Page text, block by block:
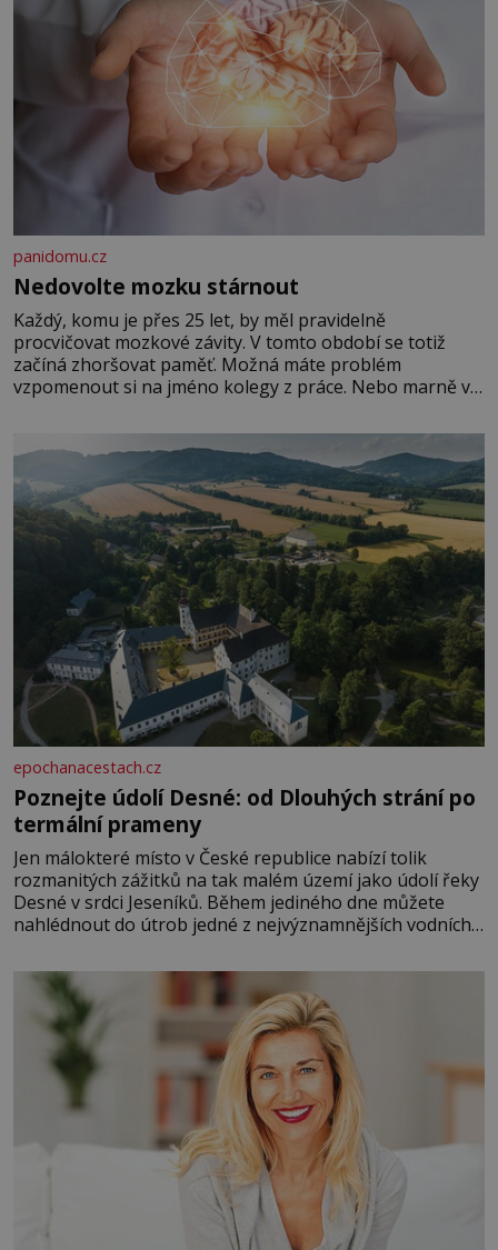
panidomu.cz
Nedovolte mozku stárnout
Každý, komu je přes 25 let, by měl pravidelně
procvičovat mozkové závity. V tomto období se totiž
začíná zhoršovat paměť. Možná máte problém
vzpomenout si na jméno kolegy z práce. Nebo marně v
Je to opravdu tak, s věkem jako kdyby se paměť
rozhodla stávkovat. Cvičte
epochanacestach.cz
Poznejte údolí Desné: od Dlouhých strání po
termální prameny
Jen málokteré místo v České republice nabízí tolik
rozmanitých zážitků na tak malém území jako údolí řeky
Desné v srdci Jeseníků. Během jediného dne můžete
nahlédnout do útrob jedné z nejvýznamnějších vodních
se na koloběžce a den zakončit poznáváním památek ve
Velkých Losinách nebo v termálním